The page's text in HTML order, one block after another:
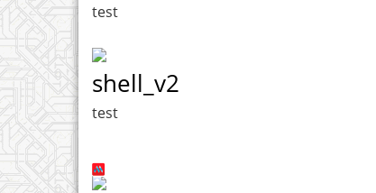
test
shell_v2
test